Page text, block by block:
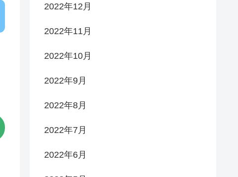
2022年12月
2022年11月
2022年10月
2022年9月
2022年8月
2022年7月
2022年6月